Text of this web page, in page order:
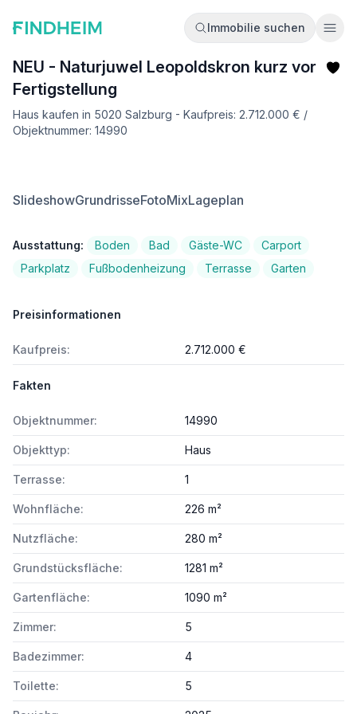
Immobilie suchen
NEU - Naturjuwel Leopoldskron kurz vor
Fertigstellung
Haus kaufen in 5020 Salzburg - Kaufpreis: 2.712.000 € /
Objektnummer: 14990
SlideshowGrundrisseFotoMixLageplan
Ausstattung: Boden Bad Gäste-WC
Carport
Parkplatz
Fußbodenheizung Terrasse Garten
Preisinformationen
Kaufpreis: 2.712.000 €
Fakten
Objektnummer: 14990
Objekttyp: Haus
Terrasse: 1
Wohnfläche: 226 m²
Nutzfläche: 280 m²
Grundstücksfläche: 1281 m²
Gartenfläche: 1090 m²
Zimmer: 5
Badezimmer: 4
Toilette: 5